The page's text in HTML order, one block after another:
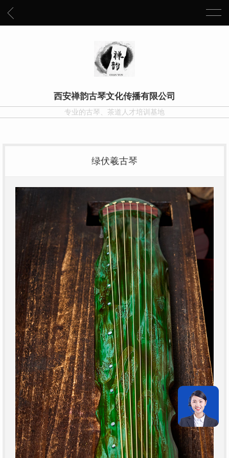
西安禅韵古琴文化传播有限公司
专业的古琴、茶道人才培训基地
绿伏羲古琴